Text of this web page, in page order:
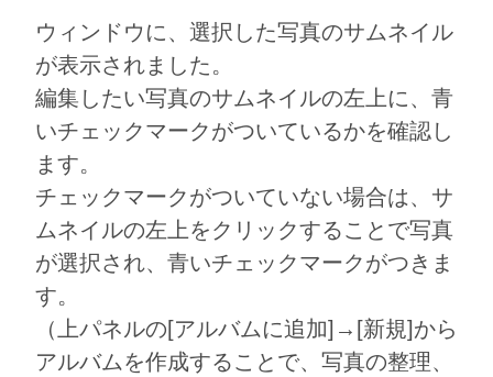
ウィンドウに、選択した写真のサムネイル
が表示されました。
編集したい写真のサムネイルの左上に、青
いチェックマークがついているかを確認し
ます。
チェックマークがついていない場合は、サ
ムネイルの左上をクリックすることで写真
が選択され、青いチェックマークがつきま
す。
（上パネルの[アルバムに追加]→[新規]から
アルバムを作成することで、写真の整理、